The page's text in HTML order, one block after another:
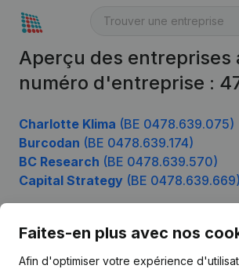
Aperçu des entreprises
numéro d'entreprise :
Charlotte Klima (BE 0478.639.075)
Burcodan (BE 0478.639.174)
BC Research (BE 0478.639.570)
Capital Strategy (BE 0478.639.669)
Faites-en plus avec nos
Afin d'optimiser votre expérience
Produit